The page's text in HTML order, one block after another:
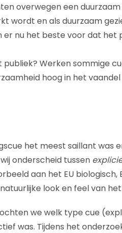
overwegen een
wordt en als duurzaam
er nu het beste voor dat het
Werken sommige
hoog in het
het meest saillant was
onderscheid tussen
aan het EU biologisch,
look en feel van
we welk type cue
was. Tijdens het